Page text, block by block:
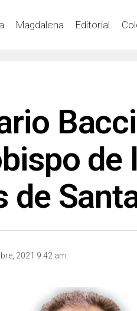
Magdalena Editorial
de
de
2021 9:42 am